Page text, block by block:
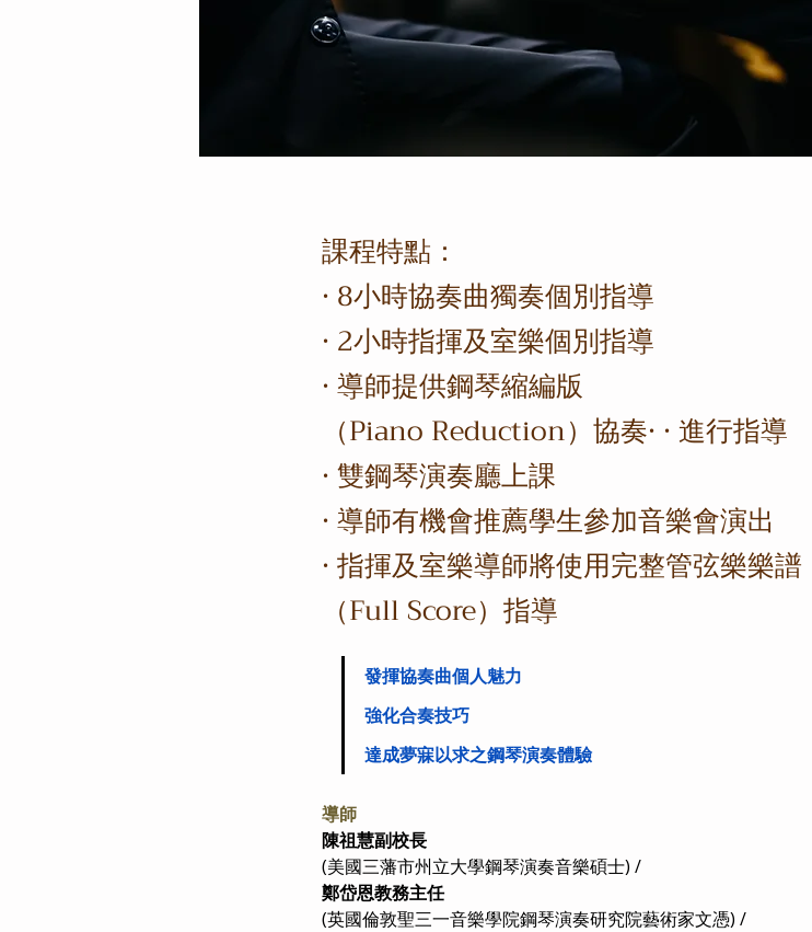
課程特點：
· 8小時協奏曲獨奏個別指導
· 2小時指揮及室樂個別指導
· 導師提供鋼琴縮編版
（Piano Reduction）協奏· · 進行指導
· 雙鋼琴演奏廳上課
· 導師有機會推薦學生參加音樂會演出
· 指揮及室樂導師將使用完整管弦樂樂譜
（Full Score）指導
發揮協奏曲個人魅力
強化合奏技巧
達成夢寐以求之鋼琴演奏體驗
導師
陳祖慧副校長
(美國三藩市州立大學鋼琴演奏音樂碩士) /
鄭岱恩教務主任
(英國倫敦聖三一音樂學院鋼琴演奏研究院藝術家文憑) /